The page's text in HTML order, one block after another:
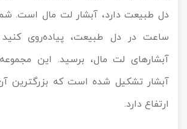
دل طبیعت دارد، آبشار لت مال است.
ساعت در دل طبیعت، پیاده‌روی
ارتفاع دارد.